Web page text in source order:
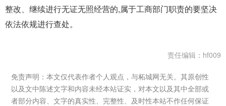
整改、继续进行无证无照经营的,属于工商部门职责的要坚决
依法依规进行查处。
责任编辑：hf009
免责声明：本文仅代表作者个人观点，与柘城网无关。其原创性
以及文中陈述文字和内容未经本站证实，对本文以及其中全部或
者部分内容、文字的真实性、完整性、及时性本站不作任何保证